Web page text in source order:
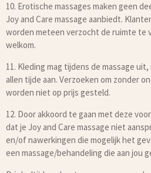
10. Erotische massages maken geen
Joy and Care massage aanbiedt.
worden meteen verzocht de ruimte te
welkom.
11. Kleding mag tijdens de massage
allen tijde aan. Verzoeken om zonder
worden niet op prijs gesteld.
12. Door akkoord te gaan met deze
dat je Joy and Care massage niet
en/of nawerkingen die mogelijk het
een massage/behandeling die aan jou